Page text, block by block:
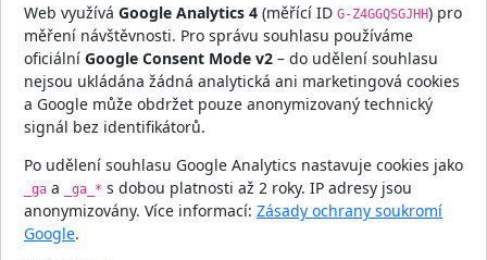
Web využívá Google Analytics 4 (měřící ID G-Z4GGQSGJHH) pro
měření návštěvnosti. Pro správu souhlasu používáme
oficiální Google Consent Mode v2 – do udělení souhlasu
nejsou ukládána žádná analytická ani marketingová cookies
a Google může obdržet pouze anonymizovaný technický
signál bez identifikátorů.
Po udělení souhlasu Google Analytics nastavuje cookies jako
_ga a _ga_* s dobou platnosti až 2 roky. IP adresy jsou
anonymizovány. Více informací: Zásady ochrany soukromí
Google.